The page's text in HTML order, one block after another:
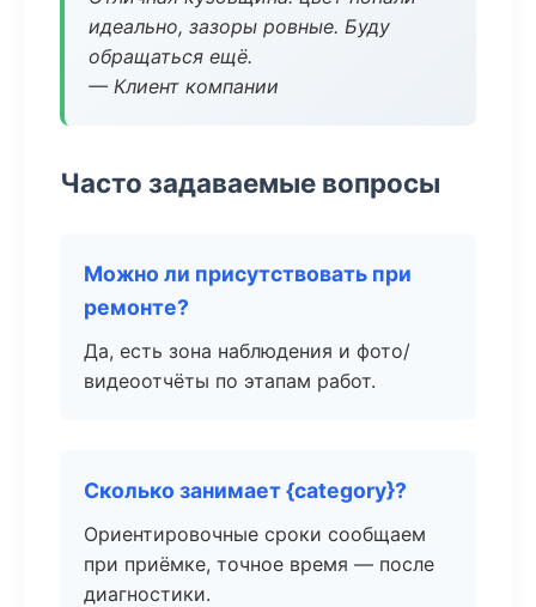
идеально, зазоры ровные. Буду
обращаться ещё.
— Клиент компании
Часто задаваемые вопросы
Можно ли присутствовать при
ремонте?
Да, есть зона наблюдения и фото/
видеоотчёты по этапам работ.
Сколько занимает {category}?
Ориентировочные сроки сообщаем
при приёмке, точное время — после
диагностики.